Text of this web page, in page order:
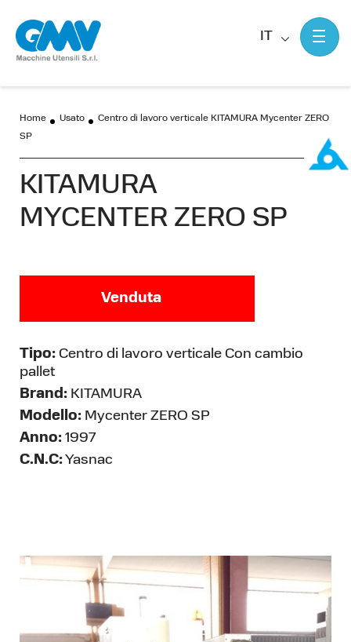
IT
Home Usato
Centro di lavoro verticale KITAMURA Mycenter ZERO
SP
KITAMURA
MYCENTER ZERO SP
Venduta
Tipo: Centro di lavoro verticale Con cambio
pallet
Brand: KITAMURA
Modello: Mycenter ZERO SP
Anno: 1997
C.N.C:Yasnac